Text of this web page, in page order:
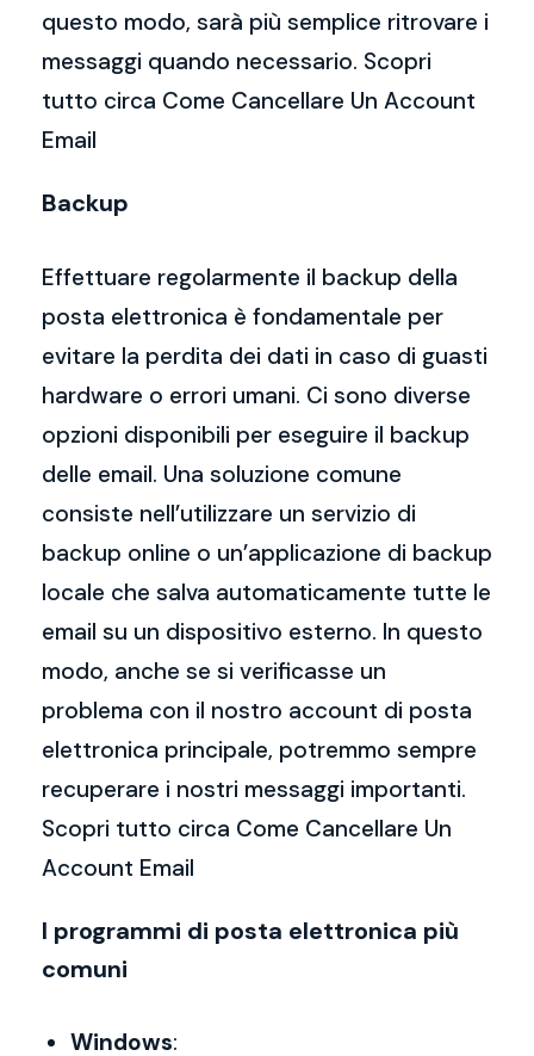
questo modo, sarà più semplice ritrovare i
messaggi quando necessario. Scopri
tutto circa Come Cancellare Un Account
Email
Backup
Effettuare regolarmente il backup della
posta elettronica è fondamentale per
evitare la perdita dei dati in caso di guasti
hardware o errori umani. Ci sono diverse
opzioni disponibili per eseguire il backup
delle email. Una soluzione comune
consiste nell’utilizzare un servizio di
backup online o un’applicazione di backup
locale che salva automaticamente tutte le
email su un dispositivo esterno. In questo
modo, anche se si verificasse un
problema con il nostro account di posta
elettronica principale, potremmo sempre
recuperare i nostri messaggi importanti.
Scopri tutto circa Come Cancellare Un
Account Email
I programmi di posta elettronica più
comuni
Windows: